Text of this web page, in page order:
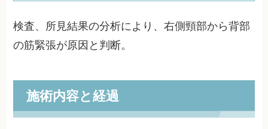
検査、所見結果の分析により、右側頸部から背部
の筋緊張が原因と判断。
施術内容と経過